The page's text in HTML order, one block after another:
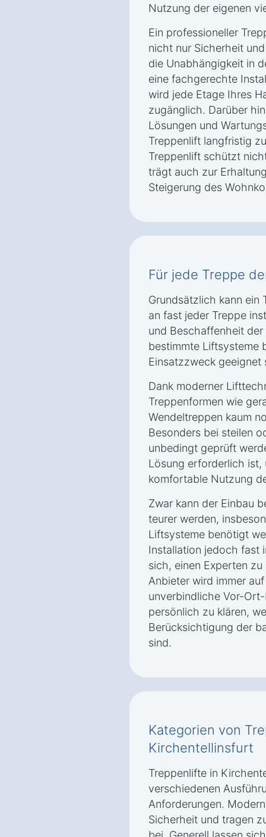
Nutzung der eigenen
Ein professioneller
nicht nur Sicherheit
die Unabhängigkeit in
eine fachgerechte
wird jede Etage Ihres
zugänglich. Darüber
Lösungen und
Treppenlift langfristig
Treppenlift schützt
trägt auch zur
Steigerung des
Für jede Treppe
Grundsätzlich kann ein
an fast jeder Treppe
und Beschaffenheit
bestimmte Liftsysteme
Einsatzzweck geeignet
Dank moderner
Treppenformen wie
Wendeltreppen kaum
Besonders bei steilen
unbedingt geprüft
Lösung erforderlich ist,
komfortable Nutzung
Zwar kann der Einbau
teurer werden,
Liftsysteme benötigt
Installation jedoch fast
sich, einen Experten
Anbieter wird immer
unverbindliche Vor-
persönlich zu klären,
Berücksichtigung der
sind.
Kategorien von
Kirchentellinsfurt
Treppenlifte in
verschiedenen
Anforderungen.
Sicherheit und tragen